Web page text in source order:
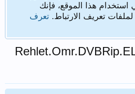
استخدام هذا الموقع، فإنك
تعريف الارتباط. تعرف